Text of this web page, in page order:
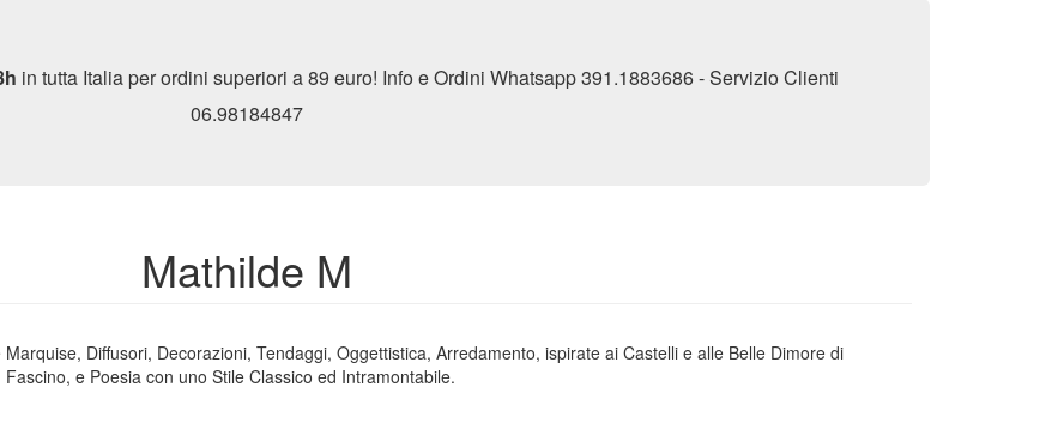
in tutta Italia per ordini superiori a 89 euro! Info e Ordini Whatsapp 391.1883686 - Servizio Clienti
06.98184847
Mathilde M
Diffusori, Decorazioni, Tendaggi, Oggettistica, Arredamento, ispirate ai Castelli e alle Belle Dimore di
e Poesia con uno Stile Classico ed Intramontabile.